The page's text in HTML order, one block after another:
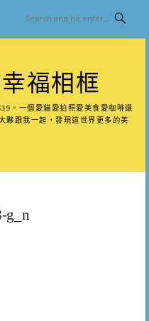
福相框
。一個愛貓愛拍照愛美食愛咖啡還
夥跟我一起，發現這世界更多的美
g_n